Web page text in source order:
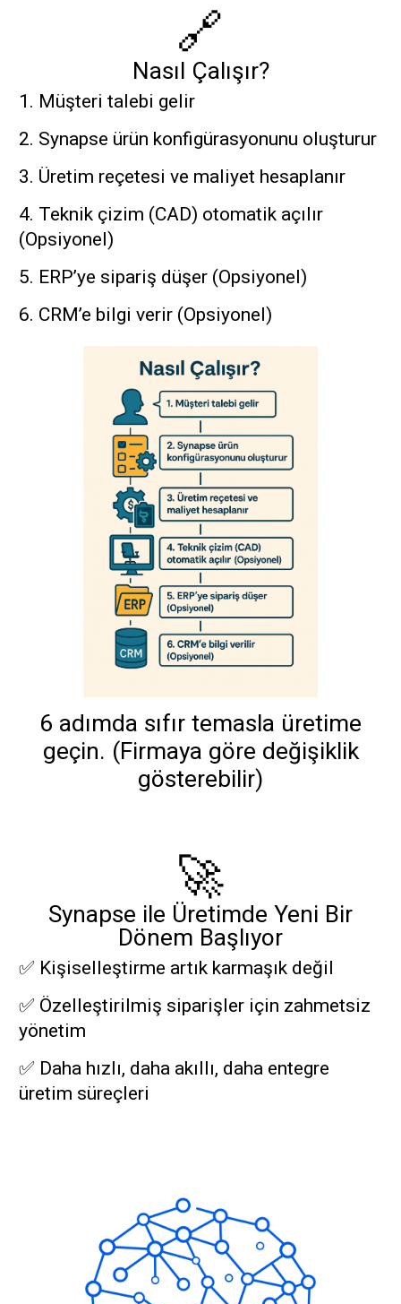
🔗
Nasıl Çalışır?
1. Müşteri talebi gelir
2. Synapse ürün konfigürasyonunu oluşturur
3. Üretim reçetesi ve maliyet hesaplanır
4. Teknik çizim (CAD) otomatik açılır
(Opsiyonel)
5. ERP’ye sipariş düşer (Opsiyonel)
6. CRM’e bilgi verir (Opsiyonel)
6 adımda sıfır temasla üretime
geçin. (Firmaya göre değişiklik
gösterebilir)
🚀
Synapse ile Üretimde Yeni Bir
Dönem Başlıyor
✅ Kişiselleştirme artık karmaşık değil
✅ Özelleştirilmiş siparişler için zahmetsiz
yönetim
✅ Daha hızlı, daha akıllı, daha entegre
üretim süreçleri